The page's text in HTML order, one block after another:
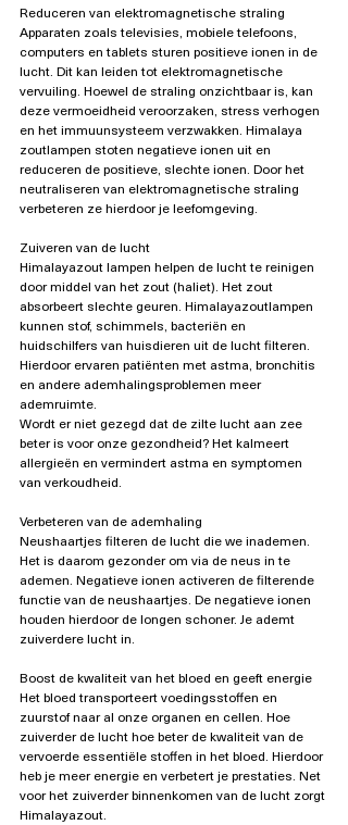
Reduceren van elektromagnetische straling
Apparaten zoals televisies, mobiele telefoons,
computers en tablets sturen positieve ionen in de
lucht. Dit kan leiden tot elektromagnetische
vervuiling. Hoewel de straling onzichtbaar is, kan
deze vermoeidheid veroorzaken, stress verhogen
en het immuunsysteem verzwakken. Himalaya
zoutlampen stoten negatieve ionen uit en
reduceren de positieve, slechte ionen. Door het
neutraliseren van elektromagnetische straling
verbeteren ze hierdoor je leefomgeving.
Zuiveren van de lucht
Himalayazout lampen helpen de lucht te reinigen
door middel van het zout (haliet). Het zout
absorbeert slechte geuren. Himalayazoutlampen
kunnen stof, schimmels, bacteriën en
huidschilfers van huisdieren uit de lucht filteren.
Hierdoor ervaren patiënten met astma, bronchitis
en andere ademhalingsproblemen meer
ademruimte.
Wordt er niet gezegd dat de zilte lucht aan zee
beter is voor onze gezondheid? Het kalmeert
allergieën en vermindert astma en symptomen
van verkoudheid.
Verbeteren van de ademhaling
Neushaartjes filteren de lucht die we inademen.
Het is daarom gezonder om via de neus in te
ademen. Negatieve ionen activeren de filterende
functie van de neushaartjes. De negatieve ionen
houden hierdoor de longen schoner. Je ademt
zuiverdere lucht in.
Boost de kwaliteit van het bloed en geeft energie
Het bloed transporteert voedingsstoffen en
zuurstof naar al onze organen en cellen. Hoe
zuiverder de lucht hoe beter de kwaliteit van de
vervoerde essentiële stoffen in het bloed. Hierdoor
heb je meer energie en verbetert je prestaties. Net
voor het zuiverder binnenkomen van de lucht zorgt
Himalayazout.